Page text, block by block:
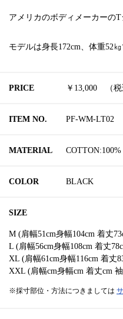
アメリカのボディメーカーのT
モデルは身長172cm、体重52
PRICE ￥13,000 （税
ITEM NO. PF-WM-LT02
MATERIAL COTTON:100%
COLOR BLACK
SIZE
M (肩幅51cm身幅104cm 着丈
L (肩幅56cm身幅108cm 着丈
XL (肩幅61cm身幅116cm 着丈
XXL (肩幅cm身幅cm 着丈cm
※採寸部位・方法につきましては